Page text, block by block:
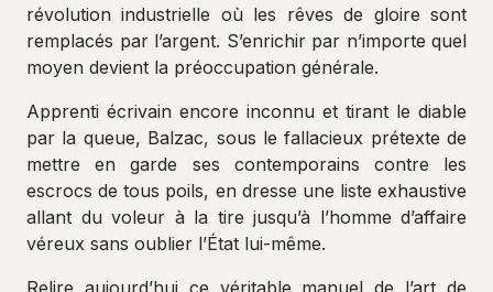
révolution industrielle où les rêves de gloire sont
remplacés par l’argent. S’enrichir par n’importe quel
moyen devient la préoccupation générale.
Apprenti écrivain encore inconnu et tirant le diable
par la queue, Balzac, sous le fallacieux prétexte de
mettre en garde ses contemporains contre les
escrocs de tous poils, en dresse une liste exhaustive
allant du voleur à la tire jusqu’à l’homme d’affaire
véreux sans oublier l’État lui-même.
Relire aujourd’hui ce véritable manuel de l’art de